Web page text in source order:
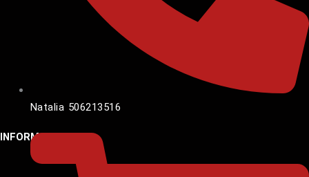
Natalia 506213516
INFORMACJE